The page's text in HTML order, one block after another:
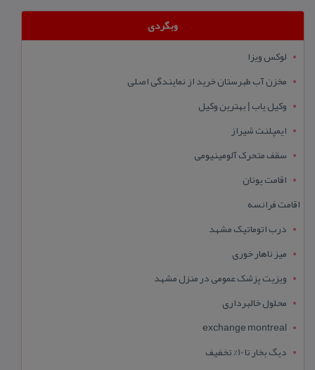
وبگردی
لوکس ویزا
مخزن آب طبرستان خرید از نمایندگی اصلی
وکیل یاب | بهترین وکیل
ایمپلنت شیراز
سقف متحرک آلومینیومی
اقامت یونان
اقامت فرانسه
درب اتوماتیک مشهد
میز ناهار خوری
ویزیت پزشک عمومی در منزل مشهد
محلول خالبرداری
exchange montreal
دیگ بخار تا 10% تخفیف